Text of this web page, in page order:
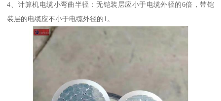
4、计算机电缆小弯曲半径：无铠装层应小于电缆外径的6倍，带铠
装层的电缆应不小于电缆外径的1。